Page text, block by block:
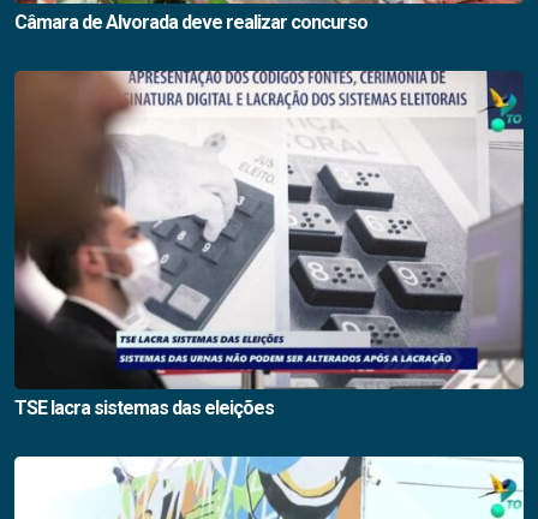
Câmara de Alvorada deve realizar concurso
TSE lacra sistemas das eleições